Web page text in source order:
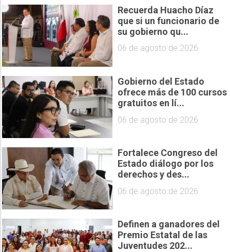
Recuerda Huacho Díaz
que si un funcionario de
su gobierno qu...
06 de agosto de 2026
Gobierno del Estado
ofrece más de 100 cursos
gratuitos en lí...
06 de agosto de 2026
Fortalece Congreso del
Estado diálogo por los
derechos y des...
06 de agosto de 2026
Definen a ganadores del
Premio Estatal de las
Juventudes 202...